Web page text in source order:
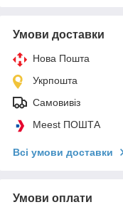
Умови доставки
Нова Пошта
Укрпошта
Самовивіз
Meest ПОШТА
Всі умови доставки
Умови оплати